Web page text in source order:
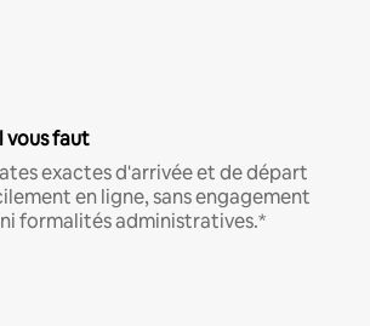
vous faut
exactes d'arrivée et de départ
en ligne, sans engagement
formalités administratives.*